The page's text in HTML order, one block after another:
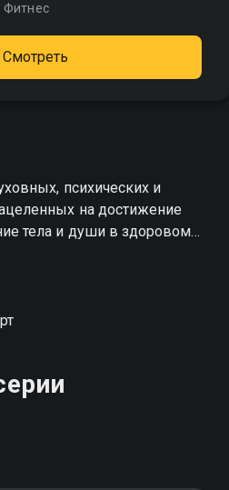
Фитнес
Смотреть
психических и
на достижение
тела и души в здоровом
о йоге больше и быть